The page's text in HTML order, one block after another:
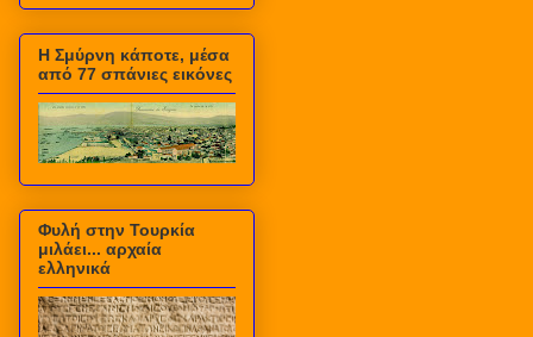
Η Σμύρνη κάποτε, μέσα
από 77 σπάνιες εικόνες
Φυλή στην Τουρκία
μιλάει... αρχαία
ελληνικά